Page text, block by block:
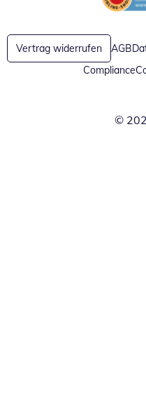
Öffnet
Vertrag widerrufen AGB
Compliance
©